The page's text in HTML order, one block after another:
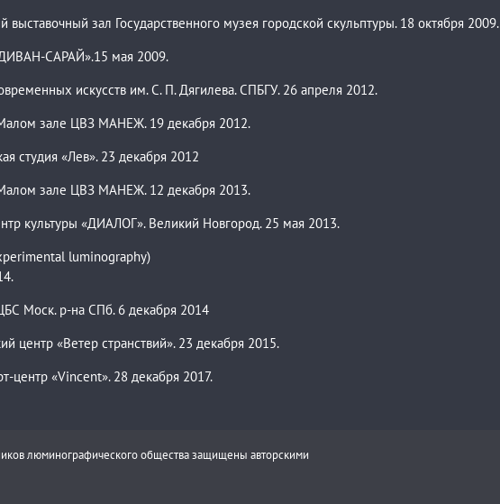
зал Государственного музея городской скульптуры. 18 октября 2009.
САРАЙ».15 мая 2009.
искусств им. С. П. Дягилева. СПБГУ. 26 апреля 2012.
зале ЦВЗ МАНЕЖ. 19 декабря 2012.
студия «Лев». 23 декабря 2012
зале ЦВЗ МАНЕЖ. 12 декабря 2013.
«ДИАЛОГ». Великий Новгород. 25 мая 2013.
luminography)
Моск. р-на СПб. 6 декабря 2014
«Ветер странствий». 23 декабря 2015.
«Vincent». 28 декабря 2017.
люминографического общества защищены авторскими